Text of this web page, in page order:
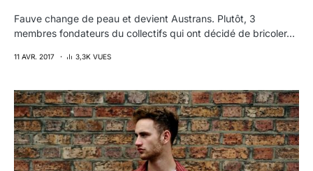
Fauve change de peau et devient Austrans. Plutôt, 3
membres fondateurs du collectifs qui ont décidé de bricoler…
11 AVR. 2017 3,3K VUES